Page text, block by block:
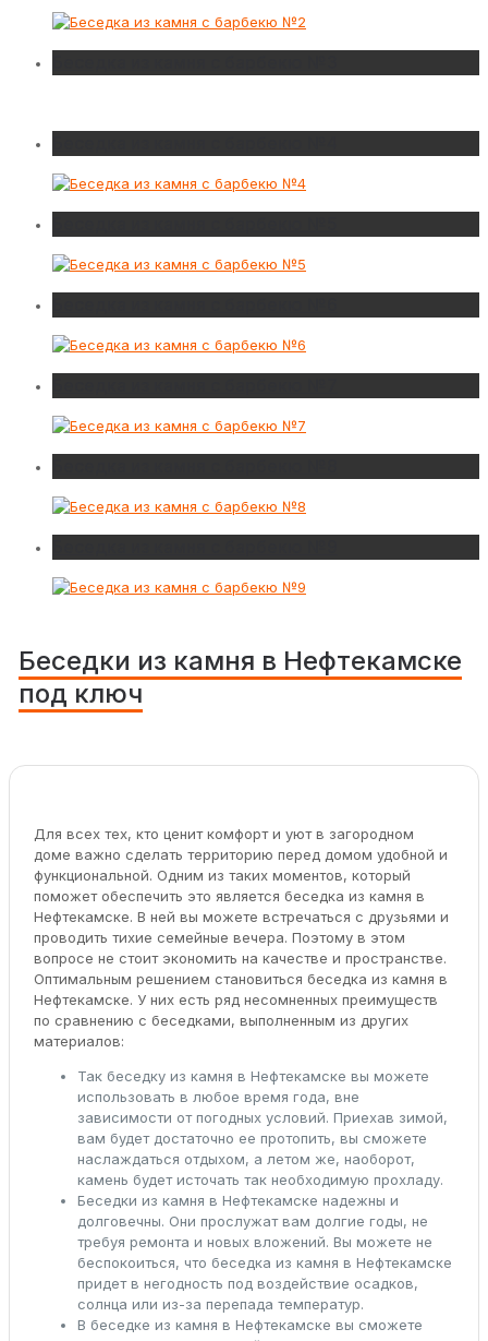
Беседки из камня в Нефтекамске
под ключ
Для всех тех, кто ценит комфорт и уют в загородном
доме важно сделать территорию перед домом удобной и
функциональной. Одним из таких моментов, который
поможет обеспечить это является беседка из камня в
Нефтекамске. В ней вы можете встречаться с друзьями и
проводить тихие семейные вечера. Поэтому в этом
вопросе не стоит экономить на качестве и пространстве.
Оптимальным решением становиться беседка из камня в
Нефтекамске. У них есть ряд несомненных преимуществ
по сравнению с беседками, выполненным из других
материалов:
Так беседку из камня в Нефтекамске вы можете
использовать в любое время года, вне
зависимости от погодных условий. Приехав зимой,
вам будет достаточно ее протопить, вы сможете
наслаждаться отдыхом, а летом же, наоборот,
камень будет источать так необходимую прохладу.
Беседки из камня в Нефтекамске надежны и
долговечны. Они прослужат вам долгие годы, не
требуя ремонта и новых вложений. Вы можете не
беспокоиться, что беседка из камня в Нефтекамске
придет в негодность под воздействие осадков,
солнца или из-за перепада температур.
В беседке из камня в Нефтекамске вы сможете